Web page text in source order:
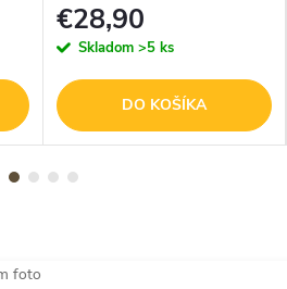
€28,90
Skladom >5 ks
DO KOŠÍKA